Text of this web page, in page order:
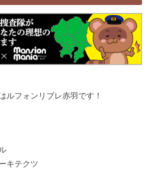
ルフォンリブレ赤羽です！
キテクツ